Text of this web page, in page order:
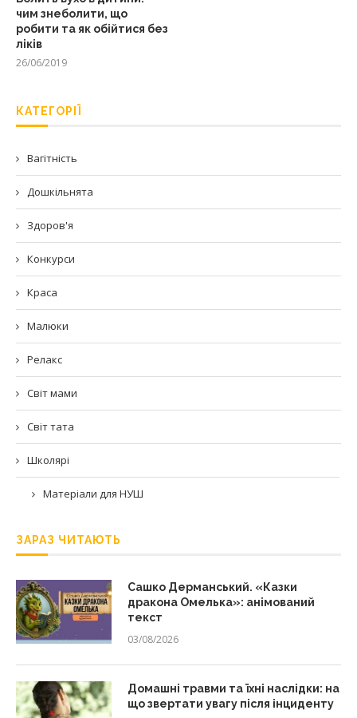
чим знеболити, що
робити та як обійтися без
ліків
26/06/2019
КАТЕГОРІЇ
Вагітність
Дошкільнята
Здоров'я
Конкурси
Краса
Малюки
Релакс
Світ мами
Світ тата
Школярі
Матеріали для НУШ
ЗАРАЗ ЧИТАЮТЬ
Сашко Дерманський. «Казки
дракона Омелька»: анімований
текст
03/08/2026
Домашні травми та їхні наслідки: на
що звертати увагу після інциденту